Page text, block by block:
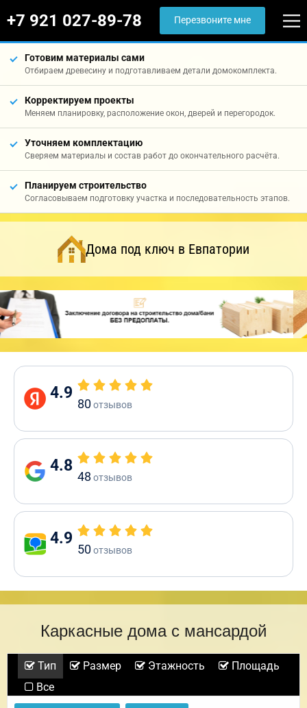
+7 921 027-89-78 Перезвоните мне
Готовим материалы сами
Отбираем древесину и подготавливаем детали домокомплекта.
Корректируем проекты
Меняем планировку, расположение окон, дверей и перегородок.
Уточняем комплектацию
Сверяем материалы и состав работ до окончательного расчёта.
Планируем строительство
Согласовываем подготовку участка и последовательность этапов.
Дома под ключ в Евпатории
4.9
80отзывов
4.8
48 отзывов
4.9
50отзывов
Каркасные дома с мансардой
Тип Размер Этажность
Площадь
Все